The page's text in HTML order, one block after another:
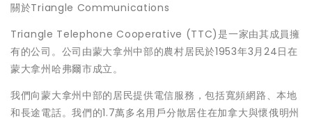
關於Triangle Communications
Triangle Telephone Cooperative (TTC)是一家由其成員擁
有的公司。公司由蒙大拿州中部的農村居民於1953年3月24日在
蒙大拿州哈弗爾市成立。
我們向蒙大拿州中部的居民提供電信服務，包括寬頻網路、本地
和長途電話。我們的1.7萬多名用戶分散居住在加拿大與懷俄明州